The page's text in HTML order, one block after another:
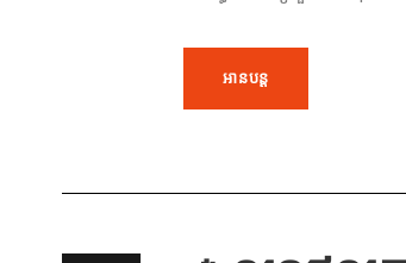
អានបន្ត